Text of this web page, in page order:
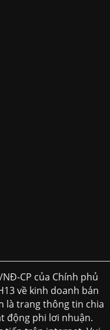
CP của Chính phủ
về kinh doanh bán
là trang thông tin chia
động phi lơi nhuận.